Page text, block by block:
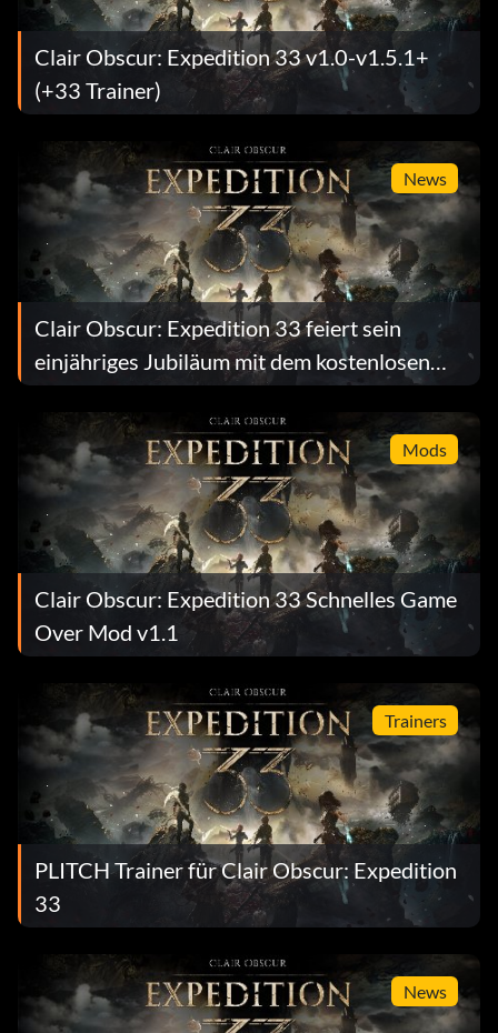
Clair Obscur: Expedition 33 v1.0-v1.5.1+
(+33 Trainer)
News
Clair Obscur: Expedition 33 feiert sein
einjähriges Jubiläum mit dem kostenlosen
Patch v1.5.5
Mods
Clair Obscur: Expedition 33 Schnelles Game
Over Mod v1.1
Trainers
PLITCH Trainer für Clair Obscur: Expedition
33
News